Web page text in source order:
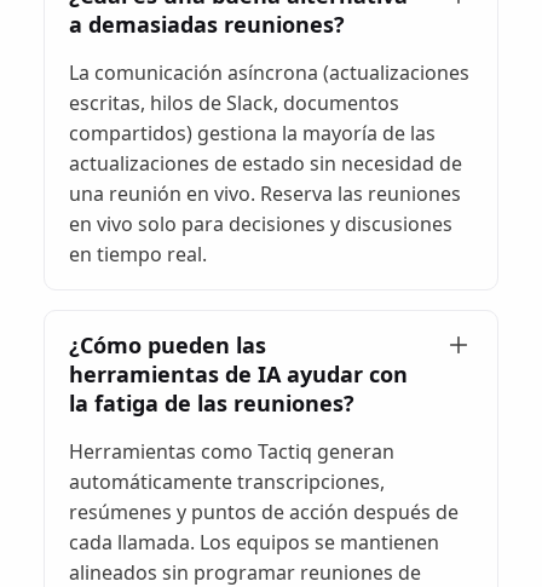
a demasiadas reuniones?
La comunicación asíncrona (actualizaciones
escritas, hilos de Slack, documentos
compartidos) gestiona la mayoría de las
actualizaciones de estado sin necesidad de
una reunión en vivo. Reserva las reuniones
en vivo solo para decisiones y discusiones
en tiempo real.
¿Cómo pueden las
herramientas de IA ayudar con
la fatiga de las reuniones?
Herramientas como Tactiq generan
automáticamente transcripciones,
resúmenes y puntos de acción después de
cada llamada. Los equipos se mantienen
alineados sin programar reuniones de